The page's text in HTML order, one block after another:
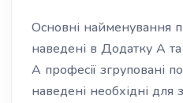
Основні найменування
наведені в Додатку А
А професії згруповані
наведені необхідні для